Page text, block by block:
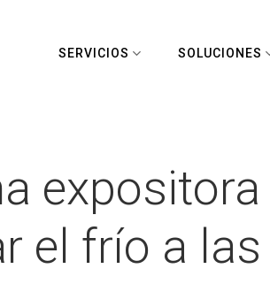
SERVICIOS SOLUCIONES
el frío a